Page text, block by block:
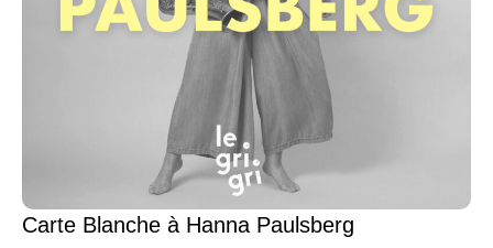
Carte Blanche à Hanna Paulsberg